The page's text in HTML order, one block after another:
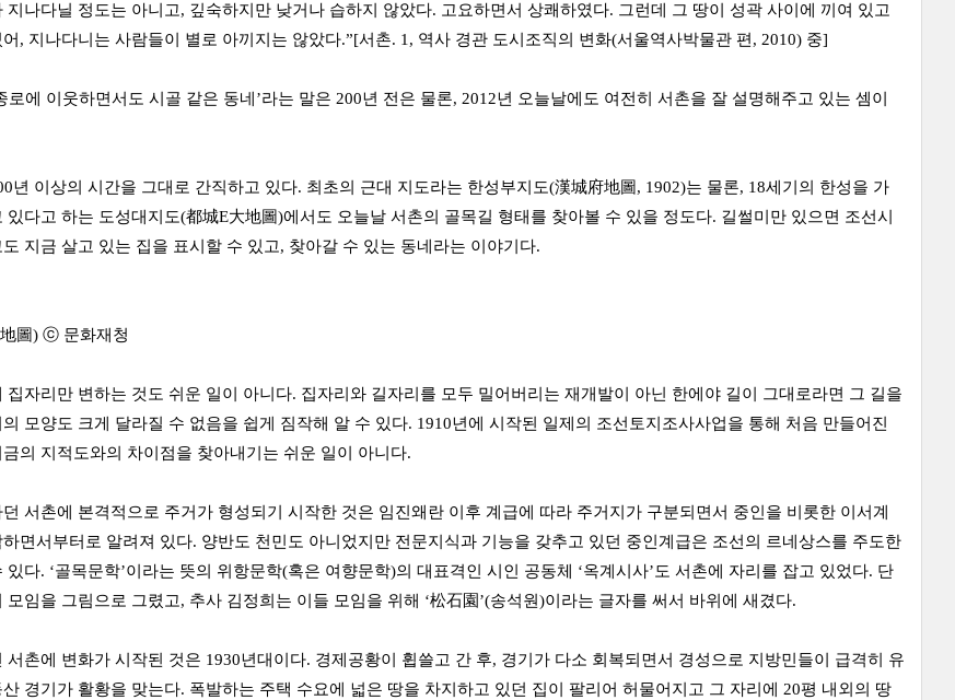
지나다닐 정도는 아니고, 깊숙하지만 낮거나 습하지 않았다. 고요하면서 상쾌하였다. 그런데 그 땅이 성곽 사이에 끼여 있고
, 지나다니는 사람들이 별로 아끼지는 않았다.”[서촌. 1, 역사 경관 도시조직의 변화(서울역사박물관 편, 2010) 중]
로에 이웃하면서도 시골 같은 동네’라는 말은 200년 전은 물론, 2012년 오늘날에도 여전히 서촌을 잘 설명해주고 있는 셈이
년 이상의 시간을 그대로 간직하고 있다. 최초의 근대 지도라는 한성부지도(漢城府地圖, 1902)는 물론, 18세기의 한성을 가
있다고 하는 도성대지도(都城E大地圖)에서도 오늘날 서촌의 골목길 형태를 찾아볼 수 있을 정도다. 길썰미만 있으면 조선시
지금 살고 있는 집을 표시할 수 있고, 찾아갈 수 있는 동네라는 이야기다.
地圖) ⓒ 문화재청
집자리만 변하는 것도 쉬운 일이 아니다. 집자리와 길자리를 모두 밀어버리는 재개발이 아닌 한에야 길이 그대로라면 그 길을
모양도 크게 달라질 수 없음을 쉽게 짐작해 알 수 있다. 1910년에 시작된 일제의 조선토지조사사업을 통해 처음 만들어진
의 지적도와의 차이점을 찾아내기는 쉬운 일이 아니다.
서촌에 본격적으로 주거가 형성되기 시작한 것은 임진왜란 이후 계급에 따라 주거지가 구분되면서 중인을 비롯한 이서계
면서부터로 알려져 있다. 양반도 천민도 아니었지만 전문지식과 기능을 갖추고 있던 중인계급은 조선의 르네상스를 주도한
있다. ‘골목문학’이라는 뜻의 위항문학(혹은 여향문학)의 대표격인 시인 공동체 ‘옥계시사’도 서촌에 자리를 잡고 있었다. 단
모임을 그림으로 그렸고, 추사 김정희는 이들 모임을 위해 ‘松石園’(송석원)이라는 글자를 써서 바위에 새겼다.
서촌에 변화가 시작된 것은 1930년대이다. 경제공황이 휩쓸고 간 후, 경기가 다소 회복되면서 경성으로 지방민들이 급격히 유
경기가 활황을 맞는다. 폭발하는 주택 수요에 넓은 땅을 차지하고 있던 집이 팔리어 허물어지고 그 자리에 20평 내외의 땅